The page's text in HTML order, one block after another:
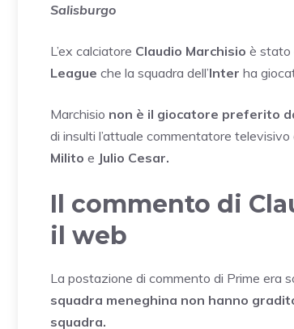
Salisburgo
L’ex calciatore Claudio Marchisio è stato
League che la squadra dell’Inter ha
Marchisio non è il giocatore preferito
di insulti l’attuale commentatore televisivo
Milito e Julio Cesar.
Il commento di
il web
La postazione di commento di Prime era
squadra meneghina non hanno
squadra.